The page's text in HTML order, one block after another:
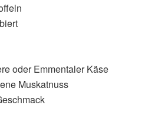
oder Emmentaler Käse
Muskatnuss